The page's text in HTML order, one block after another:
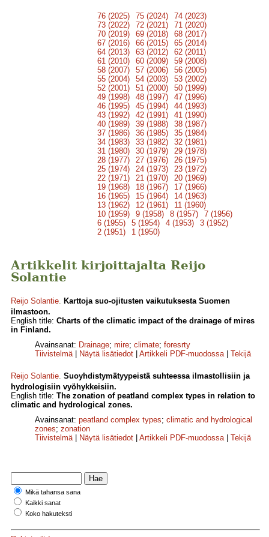
76 (2025) 75 (2024)
74 (2023)
73 (2022)
72 (2021)
71 (2020)
70 (2019)
69 (2018)
68 (2017)
67 (2016)
66 (2015)
65 (2014)
64 (2013)
63 (2012)
62 (2011)
61 (2010)
60 (2009)
59 (2008)
58 (2007)
57 (2006)
56 (2005)
55 (2004)
54 (2003)
53 (2002)
52 (2001)
51 (2000)
50 (1999)
49 (1998)
48 (1997)
47 (1996)
46 (1995)
45 (1994)
44 (1993)
43 (1992)
42 (1991)
41 (1990)
40 (1989)
39 (1988)
38 (1987)
37 (1986)
36 (1985)
35 (1984)
34 (1983)
33 (1982)
32 (1981)
31 (1980)
30 (1979)
29 (1978)
28 (1977)
27 (1976)
26 (1975)
25 (1974)
24 (1973)
23 (1972)
22 (1971)
21 (1970)
20 (1969)
19 (1968)
18 (1967)
17 (1966)
16 (1965)
15 (1964)
14 (1963)
13 (1962)
12 (1961)
11 (1960)
10 (1959)
9 (1958) 8 (1957)
7 (1956)
6 (1955)
5 (1954) 4 (1953)
3 (1952)
2 (1951)
1 (1950)
Artikkelit kirjoittajalta Reijo
Solantie
Reijo Solantie. Karttoja suo-ojitusten vaikutuksesta Suomen
ilmastoon.
English title: Charts of the climatic impact of the drainage of mires
in Finland.
Avainsanat: Drainage; mire; climate; foresrty
Tiivistelmä| Näytä lisätiedot Artikkeli PDF-muodossa| Tekijä
Reijo Solantie. Suoyhdistymätyypeistä suhteessa ilmastollisiin ja
hydrologisiin vyöhykkeisiin.
English title: The zonation of peatland complex types in relation to
climatic and hydrological zones.
Avainsanat: peatland complex types; climatic and hydrological
zones; zonation
Tiivistelmä| Näytä lisätiedot Artikkeli PDF-muodossa| Tekijä
Mikä tahansa sana
Kaikki sanat
Koko hakuteksti